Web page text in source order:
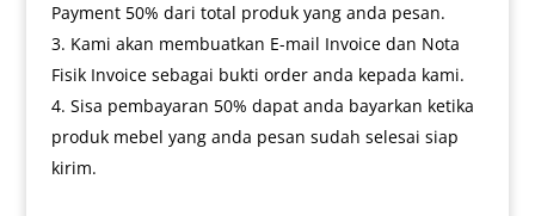
Payment 50% dari total produk yang anda pesan.
Kami akan membuatkan E-mail Invoice dan Nota
Fisik Invoice sebagai bukti order anda kepada kami.
Sisa pembayaran 50% dapat anda bayarkan ketika
produk mebel yang anda pesan sudah selesai siap
kirim.